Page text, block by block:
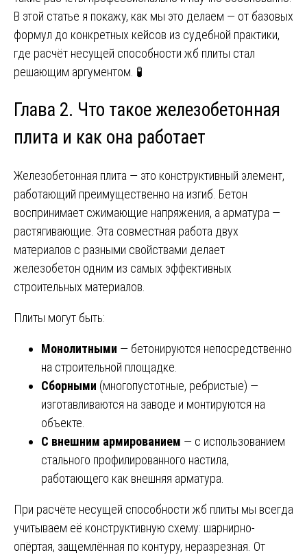
В этой статье я покажу, как мы это делаем — от базовых
формул до конкретных кейсов из судебной практики,
где расчёт несущей способности жб плиты стал
решающим аргументом. 🧪
Глава 2. Что такое железобетонная
плита и как она работает
Железобетонная плита — это конструктивный элемент,
работающий преимущественно на изгиб. Бетон
воспринимает сжимающие напряжения, а арматура —
растягивающие. Эта совместная работа двух
материалов с разными свойствами делает
железобетон одним из самых эффективных
строительных материалов.
Плиты могут быть:
Монолитными — бетонируются непосредственно
на строительной площадке.
Сборными (многопустотные, ребристые) —
изготавливаются на заводе и монтируются на
объекте.
С внешним армированием — с использованием
стального профилированного настила,
работающего как внешняя арматура.
При расчёте несущей способности жб плиты мы всегда
учитываем её конструктивную схему: шарнирно-
опёртая, защемлённая по контуру, неразрезная. От